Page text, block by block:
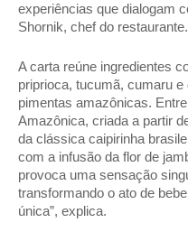
experiências que dialogam
Shornik, chef do restaurante.
A carta reúne ingredientes
priprioca, tucumã, cumaru
pimentas amazônicas.
Amazônica, criada a partir
da clássica caipirinha
com a infusão da flor de
provoca uma sensação
transformando o ato de
única”, explica.